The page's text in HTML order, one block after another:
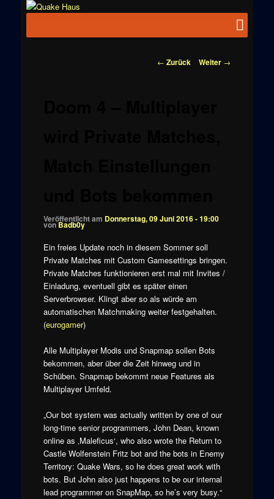
News zu
Beitragsnavigation
← Zurück Weiter →
Veröffentlicht am Donnerstag, 09 Juni 2016 - 19:00
vonBadb0y
Ein freies Update noch in diesem Sommer soll
Private Matches mit Custom Gamesettings bringen.
Private Matches funktionieren erst mal mit Invites /
Einladung, eventuell gibt es später einen
Serverbrowser. Klingt aber so als würde am
automatischen Matchmaking weiter festgehalten.
(eurogamer)
Alle Multiplayer Modis und Snapmap sollen Bots
bekommen, aber über die Zeit hinweg und in
Schüben. Snapmap bekommt neue Features als
Multiplayer Umfeld.
„Our bot system was actually written by one of our
long-time senior programmers, John Dean, known
online as ‚Maleficus‘, who also wrote the Return to
Castle Wolfenstein Fritz bot and the bots in Enemy
Territory: Quake Wars, so he does great work with
bots. But John also just happens to be our internal
lead programmer on SnapMap, so he’s very busy.“